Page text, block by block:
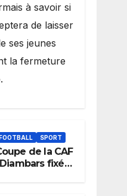
à savoir si
de laisser
ses jeunes
la fermeture
FOOTBALL SPORT
de la CAF
fixé
son destin